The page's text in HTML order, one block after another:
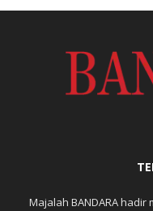
Majalah BANDARA